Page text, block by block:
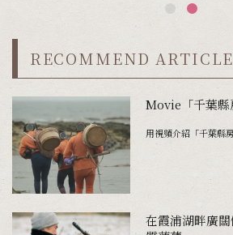
RECOMMEND
Movie「千葉縣
用視頻介紹「千葉縣
在霞浦湖畔廣